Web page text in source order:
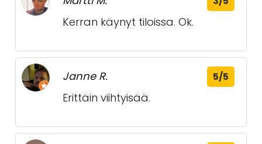
Kerran käynyt tiloissa. Ok.
Janne R. 5/5
Erittäin viihtyisää.